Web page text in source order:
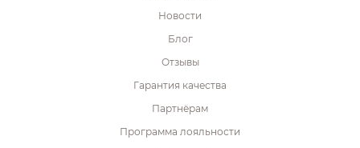
Новости
Блог
Отзывы
Гарантия качества
Партнёрам
Программа лояльности